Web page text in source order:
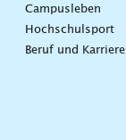
Campusleben
Hochschulsport
Beruf und Karriere